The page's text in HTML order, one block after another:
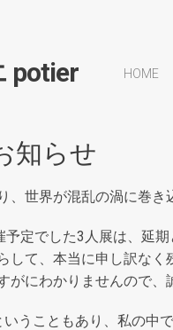
potier HOME
知らせ
、世界が混乱の渦に巻き
定でした3人展は、延期
て、本当に申し訳なく
がにわかりませんので、
うこともあり、私の中